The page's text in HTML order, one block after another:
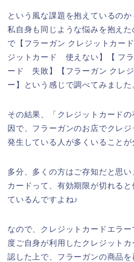
という風な課題を抱えているの
私自身も同じような悩みを抱えた
で【フラーガン クレジットカー
ジットカード 使えない】【 フ
ード 失敗】【フラーガン クレ
ー】という感じで調べてみました
その結果、「クレジットカード
因で、フラーガンのお店でクレ
発生している人が多くいることが
多分、多くの方はご存知だと思い
カードって、有効期限が切れる
ているんですよね♪
なので、クレジットカードエラ
度ご自身が利用したクレジット
認した上で、フラーガンの商品